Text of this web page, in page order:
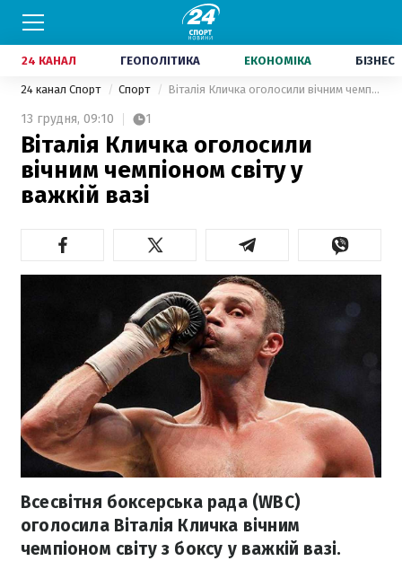
24 КАНАЛ ГЕОПОЛІТИКА ЕКОНОМІКА БІЗНЕС
24 канал Спорт Спорт Віталія Кличка оголосили вічним чемпіоном світу у важкій вазі
13 грудня, 09:10 1
Віталія Кличка оголосили
вічним чемпіоном світу у
важкій вазі
Всесвітня боксерська рада (WBC)
оголосила Віталія Кличка вічним
чемпіоном світу з боксу у важкій вазі.